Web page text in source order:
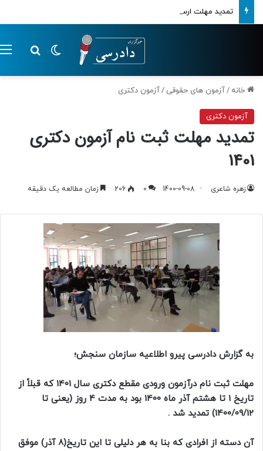
تمدید مهلت ارسال اظهارنامه‌های مالیاتی تا پایان تابستان 1405
تغییر پوسته
خانه /آزمون های حقوقی /آزمون دکتری
آزمون دکتری
تمدید مهلت ثبت نام آزمون دکتری
1401
زهره شاعری 1400-09-08
0
206 زمان مطالعه یک دقیقه
به گزارش دادرسی پیرو اطلاعیه سازمان سنجش؛
مهلت ثبت نام درآزمون ورودی مقطع دکتری سال 1401 که قبلاً از
تاریخ 1 تا هشتم آذر ماه 1400 بود به مدت 4 روز (یعنی تا
1400/09/12) تمدید شد .
آن دسته از افرادی که بنا به هر دلیلی تا این تاریخ(8 آذر) موفق